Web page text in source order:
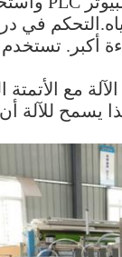
في
أكبر.
مع
يسمح للآلة